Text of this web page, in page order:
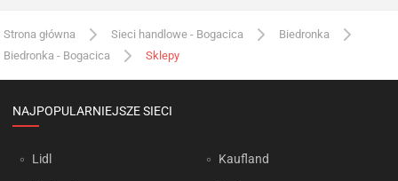
Strona główna Sieci handlowe - Bogacica
Biedronka
Biedronka - Bogacica
Sklepy
NAJPOPULARNIEJSZE SIECI
Lidl Kaufland